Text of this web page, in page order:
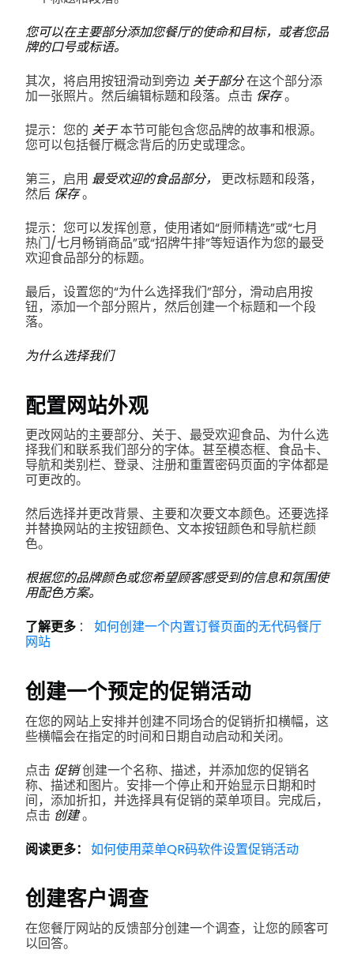
您可以在主要部分添加您餐厅的使命和目标，或者您品
牌的口号或标语。
其次，将启用按钮滑动到旁边 关于部分在这个部分添
加一张照片。然后编辑标题和段落。点击 保存。
提示：您的 关于本节可能包含您品牌的故事和根源。
您可以包括餐厅概念背后的历史或理念。
第三，启用 最受欢迎的食品部分， 更改标题和段落，
然后 保存。
提示：您可以发挥创意，使用诸如“厨师精选”或“七月
热门/七月畅销商品”或“招牌牛排”等短语作为您的最受
欢迎食品部分的标题。
最后，设置您的“为什么选择我们”部分，滑动启用按
钮，添加一个部分照片，然后创建一个标题和一个段
落。
为什么选择我们
配置网站外观
更改网站的主要部分、关于、最受欢迎食品、为什么选
择我们和联系我们部分的字体。甚至模态框、食品卡、
导航和类别栏、登录、注册和重置密码页面的字体都是
可更改的。
然后选择并更改背景、主要和次要文本颜色。还要选择
并替换网站的主按钮颜色、文本按钮颜色和导航栏颜
色。
根据您的品牌颜色或您希望顾客感受到的信息和氛围使
用配色方案。
了解更多 ： 如何创建一个内置订餐页面的无代码餐厅
网站
创建一个预定的促销活动
在您的网站上安排并创建不同场合的促销折扣横幅，这
些横幅会在指定的时间和日期自动启动和关闭。
点击 促销创建一个名称、描述，并添加您的促销名
称、描述和图片。安排一个停止和开始显示日期和时
间，添加折扣，并选择具有促销的菜单项目。完成后，
点击 创建。
阅读更多： 如何使用菜单QR码软件设置促销活动
创建客户调查
在您餐厅网站的反馈部分创建一个调查，让您的顾客可
以回答。